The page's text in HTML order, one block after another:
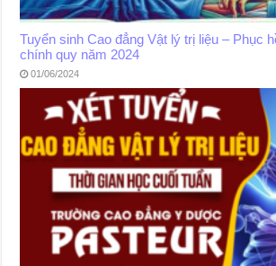
Tuyển sinh Cao đẳng Vật lý trị liệu – Phục
chính quy năm 2024
01/06/2024